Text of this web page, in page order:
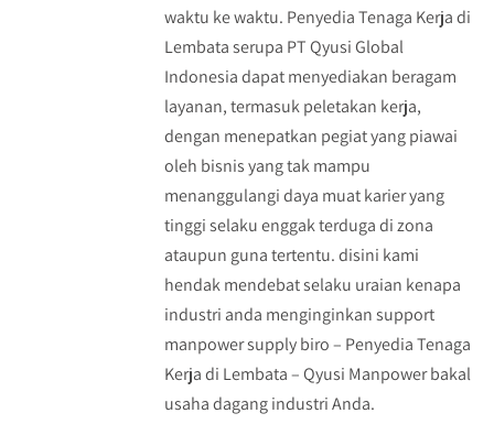
waktu ke waktu. Penyedia Tenaga Kerja di
Lembata serupa PT Qyusi Global
Indonesia dapat menyediakan beragam
layanan, termasuk peletakan kerja,
dengan menepatkan pegiat yang piawai
oleh bisnis yang tak mampu
menanggulangi daya muat karier yang
tinggi selaku enggak terduga di zona
ataupun guna tertentu. disini kami
hendak mendebat selaku uraian kenapa
industri anda menginginkan support
manpower supply biro – Penyedia Tenaga
Kerja di Lembata – Qyusi Manpower bakal
usaha dagang industri Anda.